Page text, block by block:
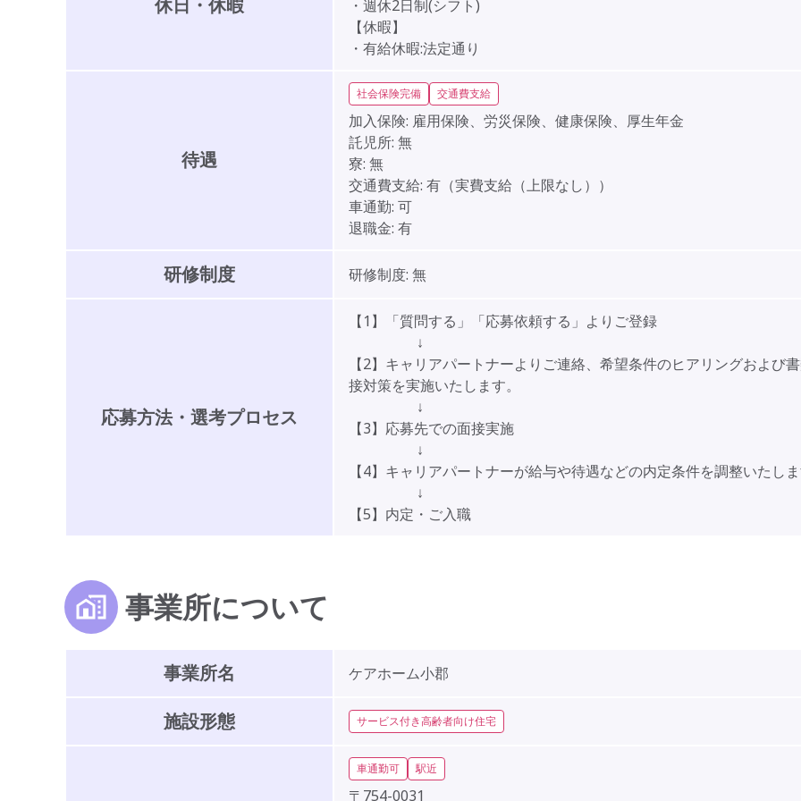
休日・休暇
・週休2日制(シフト)
【休暇】
・有給休暇:法定通り
待遇
社会保険完備 交通費支給
加入保険: 雇用保険、労災保険、健康保険、厚生年金
託児所: 無
寮: 無
交通費支給: 有（実費支給（上限なし））
車通勤: 可
退職金: 有
研修制度 研修制度: 無
応募方法・選考プロセス
【1】「質問する」「応募依頼する」よりご登録
↓
【2】キャリアパートナーよりご連絡、希望条件のヒアリングおよび
接対策を実施いたします。
↓
【3】応募先での面接実施
↓
【4】キャリアパートナーが給与や待遇などの内定条件を調整いたし
↓
【5】内定・ご入職
事業所について
事業所名 ケアホーム小郡
施設形態 サービス付き高齢者向け住宅
車通勤可 駅近
〒754-0031